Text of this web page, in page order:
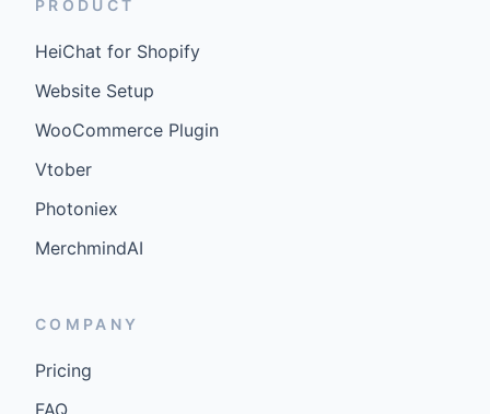
PRODUCT
HeiChat for Shopify
Website Setup
WooCommerce Plugin
Vtober
Photoniex
MerchmindAI
COMPANY
Pricing
FAQ